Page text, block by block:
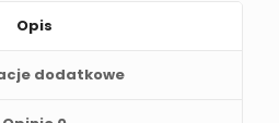
Opis
dodatkowe